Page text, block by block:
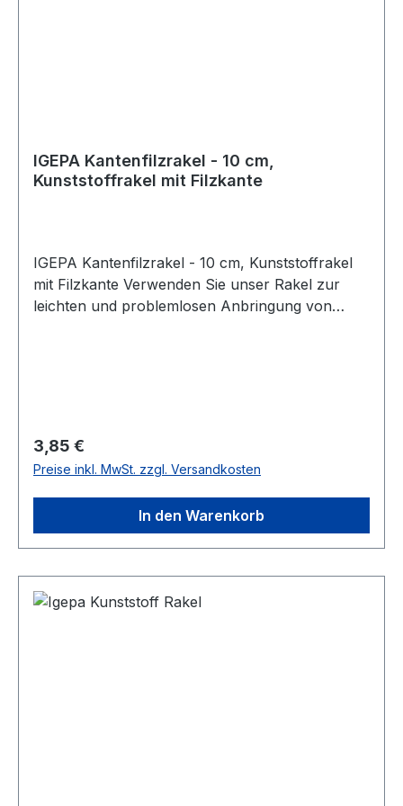
IGEPA Kantenfilzrakel - 10 cm,
Kunststoffrakel mit Filzkante
IGEPA Kantenfilzrakel - 10 cm, Kunststoffrakel
mit Filzkante Verwenden Sie unser Rakel zur
leichten und problemlosen Anbringung von
Regulärer Preis:
3,85 €
Preise inkl. MwSt. zzgl. Versandkosten
In den Warenkorb